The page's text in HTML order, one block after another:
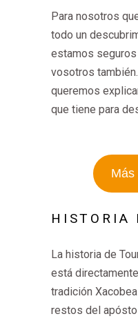
Para nosotros
todo un
estamos
vosotros
queremos
que tiene para
Más
HISTORIA
La historia de
está
tradición
restos del